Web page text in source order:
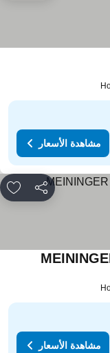
مشاهدة الأسعار
مشاركة
مشاهدة
مشاهدة الأسعار